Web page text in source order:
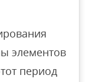
элементов
период